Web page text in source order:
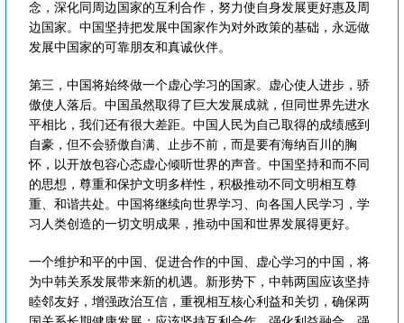
念，深化同周边国家的互利合作，努力使自身发展更好惠及周
边国家。中国坚持把发展中国家作为对外政策的基础，永远做
发展中国家的可靠朋友和真诚伙伴。
第三，中国将始终做一个虚心学习的国家。虚心使人进步，骄
傲使人落后。中国虽然取得了巨大发展成就，但同世界先进水
平相比，我们还有很大差距。中国人民为自己取得的成绩感到
自豪，但不会骄傲自满、止步不前，而是要有海纳百川的胸
怀，以开放包容心态虚心倾听世界的声音。中国坚持和而不同
的思想，尊重和保护文明多样性，积极推动不同文明相互尊
重、和谐共处。中国将继续向世界学习、向各国人民学习，学
习人类创造的一切文明成果，推动中国和世界发展得更好。
一个维护和平的中国、促进合作的中国、虚心学习的中国，将
为中韩关系发展带来新的机遇。新形势下，中韩两国应该坚持
睦邻友好，增强政治互信，重视相互核心利益和关切，确保两